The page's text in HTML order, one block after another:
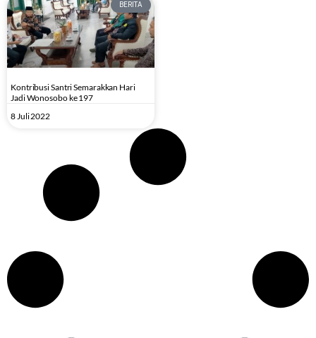
BERITA
Kontribusi Santri Semarakkan Hari
Jadi Wonosobo ke 197
8 Juli 2022